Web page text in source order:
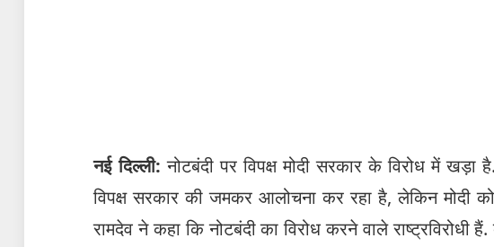
नई दिल्ली: नोटबंदी पर विपक्ष मोदी सरकार के विरोध में
विपक्ष सरकार की जमकर आलोचना कर रहा है, लेकिन मोदी
रामदेव ने कहा कि नोटबंदी का विरोध करने वाले राष्ट्रविरोधी